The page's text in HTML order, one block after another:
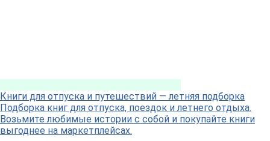
Книги для отпуска и путешествий — летняя подборка
Подборка книг для отпуска, поездок и летнего отдыха.
Возьмите любимые истории с собой и покупайте книги
выгоднее на маркетплейсах.